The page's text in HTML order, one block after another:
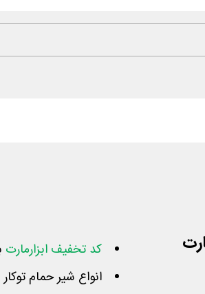
کد تخفیف ابزارمارت
انواع شیر حمام